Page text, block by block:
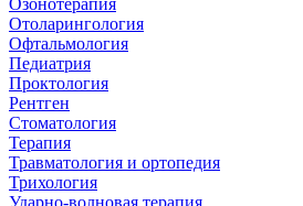
Озонотерапия
Отоларингология
Офтальмология
Педиатрия
Проктология
Рентген
Стоматология
Терапия
Травматология и ортопедия
Трихология
Ударно-волновая терапия